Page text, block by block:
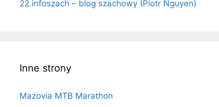
22.infoszach – blog szachowy (Piotr Nguyen)
Inne strony
Mazovia MTB Marathon